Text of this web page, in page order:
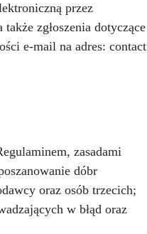
przez
zgłoszenia dotyczące
e-mail na adres: contact
zasadami
dóbr
oraz osób trzecich;
w błąd oraz